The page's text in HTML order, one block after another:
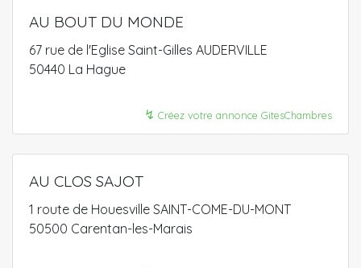
AU BOUT DU MONDE
67 rue de l'Eglise Saint-Gilles AUDERVILLE
50440 La Hague
↯ Créez votre annonce GitesChambres
AU CLOS SAJOT
1 route de Houesville SAINT-COME-DU-MONT
50500 Carentan-les-Marais